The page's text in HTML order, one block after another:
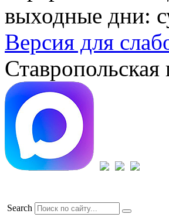
выходные дни:
Версия для
Search